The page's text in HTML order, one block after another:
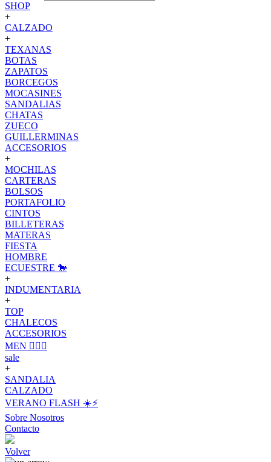
SHOP
+
CALZADO
+
TEXANAS
BOTAS
ZAPATOS
BORCEGOS
MOCASINES
SANDALIAS
CHATAS
ZUECO
GUILLERMINAS
ACCESORIOS
+
MOCHILAS
CARTERAS
BOLSOS
PORTAFOLIO
CINTOS
BILLETERAS
MATERAS
FIESTA
HOMBRE
ECUESTRE 🐎
+
INDUMENTARIA
+
TOP
CHALECOS
ACCESORIOS
MEN 🙋🏽‍♂️
sale
+
SANDALIA
CALZADO
VERANO FLASH ☀️⚡️
Sobre Nosotros
Contacto
Volver